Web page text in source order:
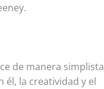
de manera simplista
él, la creatividad y el